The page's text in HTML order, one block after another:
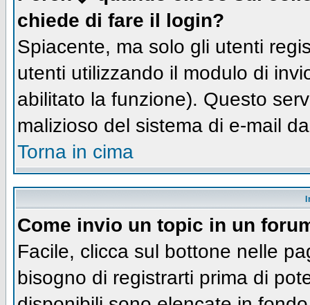
chiede di fare il login?
Spiacente, ma solo gli utenti
utenti utilizzando il modulo di
abilitato la funzione). Questo
malizioso del sistema di e-mail
Torna in cima
Come invio un topic in un
Facile, clicca sul bottone nelle
bisogno di registrarti prima di